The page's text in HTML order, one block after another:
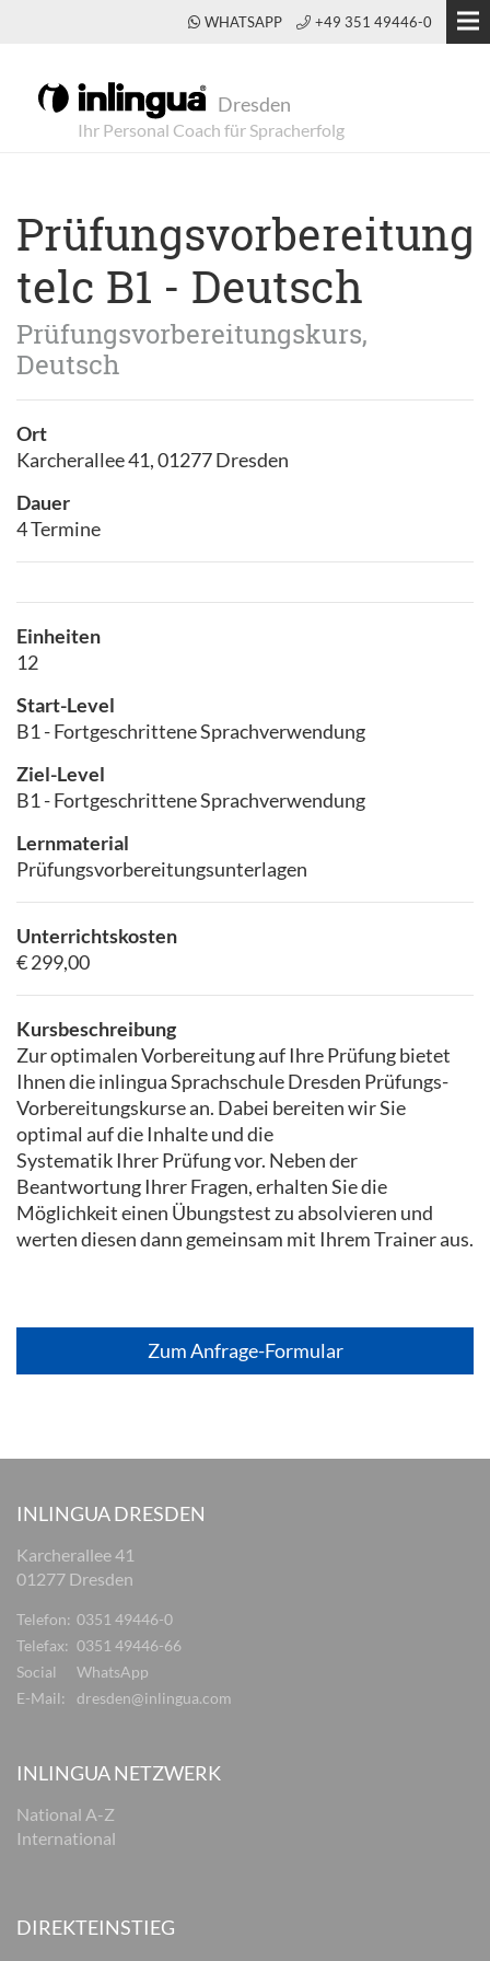
WHATSAPP +49 351 49446-0
Dresden
Prüfungsvorbereitung
telc B1 - Deutsch
Prüfungsvorbereitungskurs,
Deutsch
Ort
Karcherallee 41, 01277 Dresden
Dauer
4 Termine
Einheiten
12
Start-Level
B1 - Fortgeschrittene Sprachverwendung
Ziel-Level
B1 - Fortgeschrittene Sprachverwendung
Lernmaterial
Prüfungsvorbereitungsunterlagen
Kursbeschreibung
Zur optimalen Vorbereitung auf Ihre Prüfung bietet
Ihnen die inlingua Sprachschule Dresden Prüfungs-
Vorbereitungskurse an. Dabei bereiten wir Sie
optimal auf die Inhalte und die
Systematik Ihrer Prüfung vor. Neben der
Beantwortung Ihrer Fragen, erhalten Sie die
Möglichkeit einen Übungstest zu absolvieren und
werten diesen dann gemeinsam mit Ihrem Trainer aus.
Unterrichtskosten
€ 299,00
Zum Anfrage-Formular
INLINGUA DRESDEN
Karcherallee 41
01277 Dresden
Telefon: 0351 49446-0
Telefax: 0351 49446-66
Social
WhatsApp
E-Mail:
dresden@inlingua.com
INLINGUA NETZWERK
National A-Z
International
DIREKTEINSTIEG